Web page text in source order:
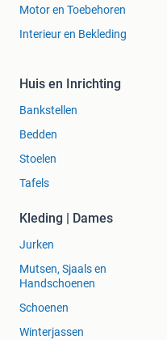
Motor en Toebehoren
Interieur en Bekleding
Huis en Inrichting
Bankstellen
Bedden
Stoelen
Tafels
Kleding | Dames
Jurken
Mutsen, Sjaals en
Handschoenen
Schoenen
Winterjassen